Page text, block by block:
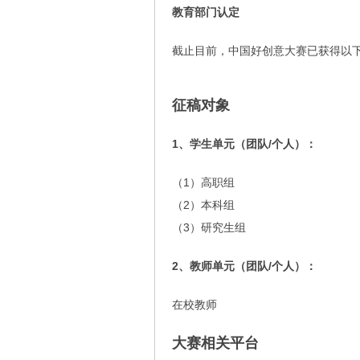
教育部门认定
截止目前，中国好创意大赛已获得以
征稿对象
1、学生单元（团队/个人）：
（1）高职组
（2）本科组
（3）研究生组
2、教师单元（团队/个人）：
在校教师
大赛相关平台